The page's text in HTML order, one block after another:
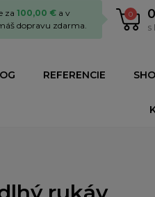
0
s
za 100,00 € a v
dopravu zdarma.
REFERENCIE